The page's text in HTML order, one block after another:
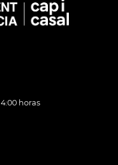
horas